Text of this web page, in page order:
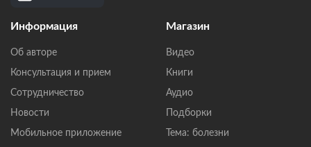
Информация
Об авторе
Консультация и прием
Сотрудничество
Новости
Мобильное приложение
Магазин
Видео
Книги
Аудио
Подборки
Тема: болезни